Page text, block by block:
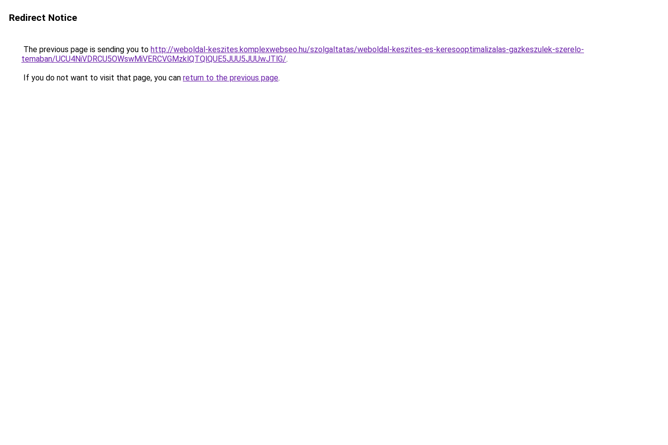
Redirect Notice
The previous page is sending you to http://weboldal-keszites.komplexwebseo.hu/szolgaltatas/weboldal-keszites-es-keresooptimalizalas-gazkeszulek-szerelo-
temaban/UCU4NiVDRCU5OWswMiVERCVGMzklQTQlQUE5JUU5JUUwJTlG/.
If you do not want to visit that page, you can return to the previous page.